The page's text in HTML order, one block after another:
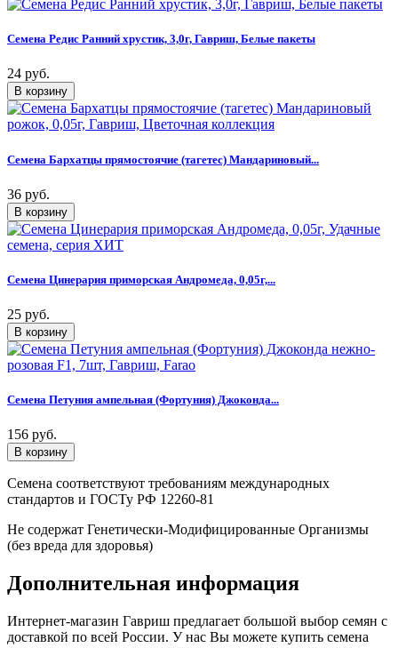
Семена Редис Ранний хрустик, 3,0г, Гавриш, Белые пакеты
24 руб.
Семена Бархатцы прямостоячие (тагетес) Мандариновый...
36 руб.
Семена Цинерария приморская Андромеда, 0,05г,...
25 руб.
Семена Петуния ампельная (Фортуния) Джоконда...
156 руб.
Семена соответствуют требованиям международных
стандартов и ГОСТу РФ 12260-81
Не содержат Генетически-Модифицированные Организмы
(без вреда для здоровья)
Дополнительная информация
Интернет-магазин Гавриш предлагает большой выбор семян с
доставкой по всей России. У нас Вы можете купить семена